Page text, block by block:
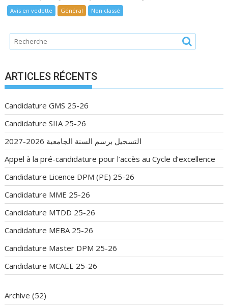
Avis en vedette Général Non classé
ARTICLES RÉCENTS
Candidature GMS 25-26
Candidature SIIA 25-26
التسجيل برسم السنة الجامعية 2026-2027
Appel à la pré-candidature pour l’accès au Cycle d’excellence
Candidature Licence DPM (PE) 25-26
Candidature MME 25-26
Candidature MTDD 25-26
Candidature MEBA 25-26
Candidature Master DPM 25-26
Candidature MCAEE 25-26
Archive (52)